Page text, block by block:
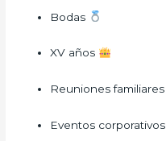
Bodas
XV años
Reuniones familiares
Eventos corporativos